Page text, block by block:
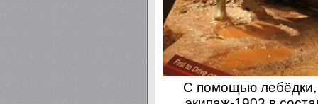
С помощью лебёдки,